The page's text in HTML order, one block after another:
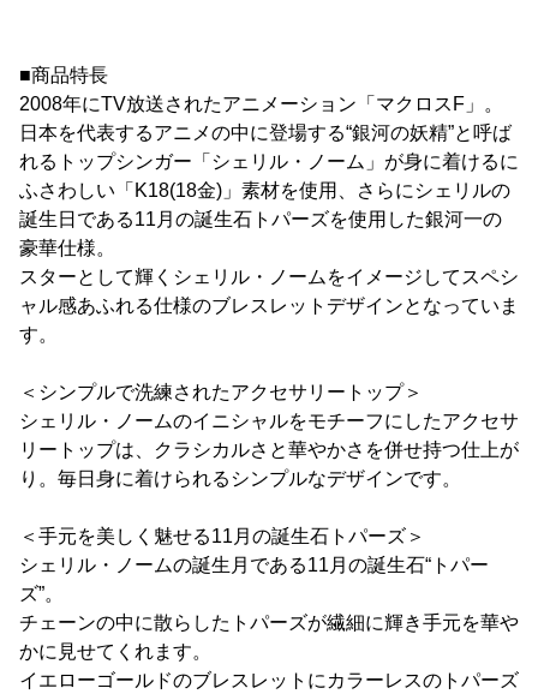
■商品特長
2008年にTV放送されたアニメーション「マクロスF」。
日本を代表するアニメの中に登場する“銀河の妖精”と呼ば
れるトップシンガー「シェリル・ノーム」が身に着けるに
ふさわしい「K18(18金)」素材を使用、さらにシェリルの
誕生日である11月の誕生石トパーズを使用した銀河一の
豪華仕様。
スターとして輝くシェリル・ノームをイメージしてスペシ
ャル感あふれる仕様のブレスレットデザインとなっていま
す。
＜シンプルで洗練されたアクセサリートップ＞
シェリル・ノームのイニシャルをモチーフにしたアクセサ
リートップは、クラシカルさと華やかさを併せ持つ仕上が
り。毎日身に着けられるシンプルなデザインです。
＜手元を美しく魅せる11月の誕生石トパーズ＞
シェリル・ノームの誕生月である11月の誕生石“トパー
ズ”。
チェーンの中に散らしたトパーズが繊細に輝き手元を華や
かに見せてくれます。
イエローゴールドのブレスレットにカラーレスのトパーズ